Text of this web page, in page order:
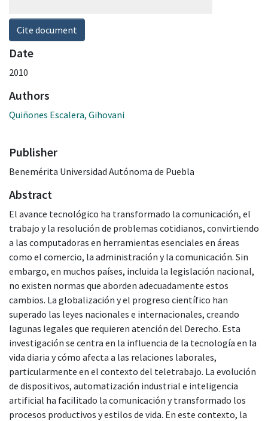
Cite document
Date
2010
Authors
Quiñones Escalera, Gihovani
Publisher
Benemérita Universidad Autónoma de Puebla
Abstract
El avance tecnológico ha transformado la comunicación, el
trabajo y la resolución de problemas cotidianos, convirtiendo
a las computadoras en herramientas esenciales en áreas
como el comercio, la administración y la comunicación. Sin
embargo, en muchos países, incluida la legislación nacional,
no existen normas que aborden adecuadamente estos
cambios. La globalización y el progreso científico han
superado las leyes nacionales e internacionales, creando
lagunas legales que requieren atención del Derecho. Esta
investigación se centra en la influencia de la tecnología en la
vida diaria y cómo afecta a las relaciones laborales,
particularmente en el contexto del teletrabajo. La evolución
de dispositivos, automatización industrial e inteligencia
artificial ha facilitado la comunicación y transformado los
procesos productivos y estilos de vida. En este contexto, la